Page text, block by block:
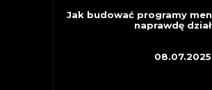
Jak budować programy
naprawdę
08.07.2025